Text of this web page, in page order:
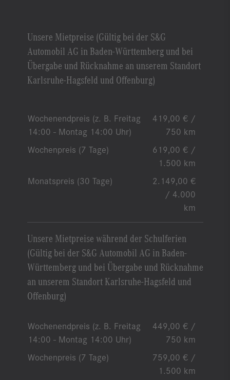
Unsere Mietpreise (Gültig bei der S&G
Automobil AG in Baden-Württemberg und bei
Übergabe und Rücknahme an unserem Standort
Karlsruhe-Hagsfeld und Offenburg)
Wochenendpreis (z. B. Freitag
14:00 - Montag 14:00 Uhr)
419,00 € /
750 km
Wochenpreis (7 Tage)
619,00 € /
1.500 km
Monatspreis (30 Tage)
2.149,00 €
/ 4.000
km
Unsere Mietpreise während der Schulferien
(Gültig bei der S&G Automobil AG in Baden-
Württemberg und bei Übergabe und Rücknahme
an unserem Standort Karlsruhe-Hagsfeld und
Offenburg)
Wochenendpreis (z. B. Freitag
14:00 - Montag 14:00 Uhr)
449,00 € /
750 km
Wochenpreis (7 Tage)
759,00 € /
1.500 km